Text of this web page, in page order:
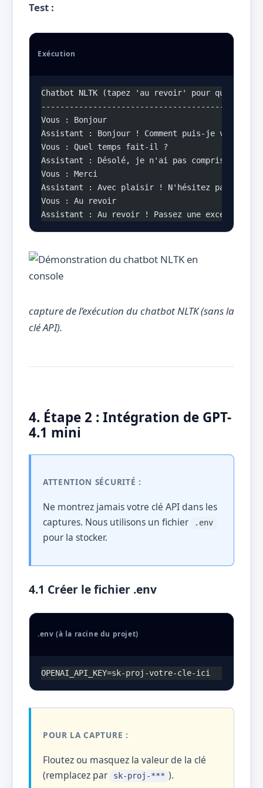
Test :
Exécution
Chatbot NLTK (tapez 'au revoir' pour quitter)
Vous : Bonjour
Assistant : Bonjour ! Comment puis-je vous
Vous : Quel temps fait-il ?
Assistant : Désolé, je n'ai pas compris.
Vous : Merci
Assistant : Avec plaisir ! N'hésitez pas si
Vous : Au revoir
Assistant : Au revoir ! Passez une excellente
capture de l’exécution du chatbot NLTK (sans la
clé API).
4. Étape 2 : Intégration de GPT-
4.1 mini
ATTENTION SÉCURITÉ :
Ne montrez jamais votre clé API dans les
captures. Nous utilisons un fichier
.env
pour la stocker.
4.1 Créer le fichier .env
.env (à la racine du projet)
OPENAI_API_KEY=sk-proj-votre-cle-ici
POUR LA CAPTURE :
Floutez ou masquez la valeur de la clé
(remplacez par
sk-proj-*** ).